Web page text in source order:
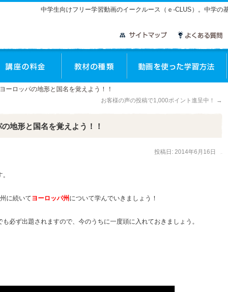
中学生向けフリー学習動画のイークルース（ｅ-CLUS）。中学の
のご案内 講座の料金 教材の種類
ロッパの地形と国名を覚えよう！！
お客様の声の投稿で1,000ポイント進呈中！ →
地形と国名を覚えよう！！
投稿日: 2014年6月16日
に続いてヨーロッパ州 について学んでいきましょう！
必ず出題されますので、今のうちに一度頭に入れておきましょう。